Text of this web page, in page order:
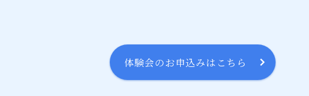
体験会のお申込みはこちら